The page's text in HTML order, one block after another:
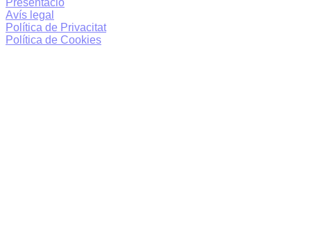
Presentació
Avís legal
Política de Privacitat
Política de Cookies